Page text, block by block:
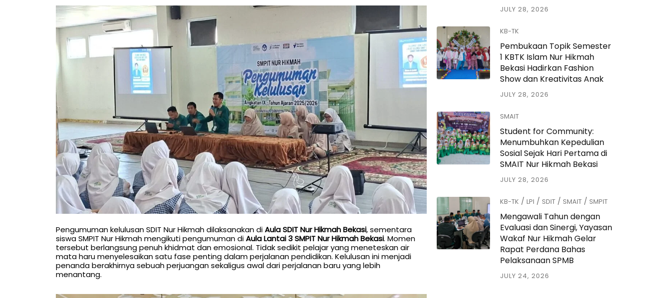
Pengumuman kelulusan SDIT Nur Hikmah dilaksanakan diAula SDIT Nur Hikmah Bekasi, sementara
siswa SMPIT Nur Hikmah mengikuti pengumuman diAula Lantai 3 SMPIT Nur Hikmah Bekasi. Momen
tersebut berlangsung penuh khidmat dan emosional. Tidak sedikit pelajar yang meneteskan air
mata haru menyelesaikan satu fase penting dalam perjalanan pendidikan. Kelulusan ini menjadi
penanda berakhirnya sebuah perjuangan sekaligus awal dari perjalanan baru yang lebih
menantang.
JULY 28, 2026
KB-TK
Pembukaan Topik Semester
1 KBTK Islam Nur Hikmah
Bekasi Hadirkan Fashion
Show dan Kreativitas Anak
JULY 28, 2026
SMAIT
Student for Community:
Menumbuhkan Kepedulian
Sosial Sejak Hari Pertama di
SMAIT Nur Hikmah Bekasi
JULY 28, 2026
KB-TK / LPI / SDIT/ SMAIT/ SMPIT
Mengawali Tahun dengan
Evaluasi dan Sinergi, Yayasan
Wakaf Nur Hikmah Gelar
Rapat Perdana Bahas
Pelaksanaan SPMB
JULY 24, 2026